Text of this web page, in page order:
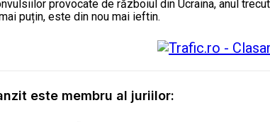
provocate de războiul din Ucraina, anul
puțin, este din nou mai ieftin.
este membru al juriilor: